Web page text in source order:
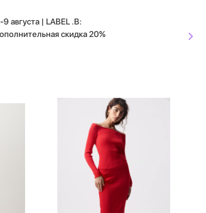
9 августа | LABEL .B:
скидка 20%